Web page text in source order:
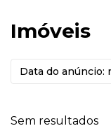
Imóveis
Sem resultados